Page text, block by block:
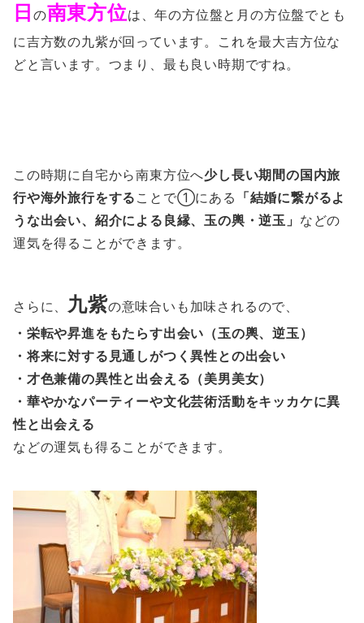
日 の南東方位は、年の方位盤と月の方位盤でとも
に吉方数の九紫が回っています。これを最大吉方位な
どと言います。つまり、最も良い時期ですね。
この時期に自宅から南東方位へ少し長い期間の国内旅
行や海外旅行をする ことで①にある 「結婚に繋がるよ
うな出会い、紹介による良縁、玉の輿・逆玉」 などの
運気を得ることができます。
さらに、 九紫の意味合いも加味されるので、
・栄転や昇進をもたらす出会い（玉の輿、逆玉）
・将来に対する見通しがつく異性との出会い
・才色兼備の異性と出会える（美男美女）
・華やかなパーティーや文化芸術活動をキッカケに異
性と出会える
などの運気も得ることができます。